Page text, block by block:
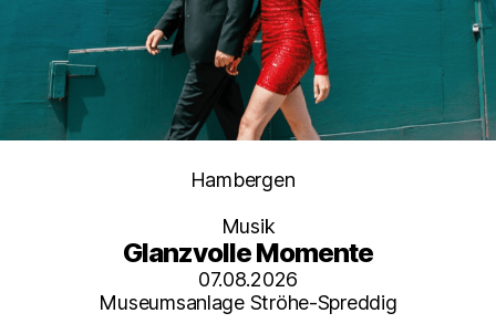
Kategorien
Hambergen
Musik
Glanzvolle Momente
07.08.2026
Museumsanlage Ströhe-Spreddig